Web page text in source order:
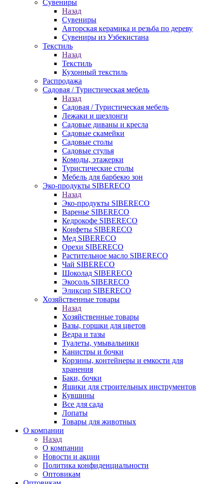
Сувениры
Назад
Сувениры
Авторская керамика и резьба по дереву
Сувениры из Узбекистана
Текстиль
Назад
Текстиль
Кухонный текстиль
Распродажа
Садовая / Туристическая мебель
Назад
Садовая / Туристическая мебель
Лежаки и шезлонги
Садовые диваны и кресла
Садовые скамейки
Садовые столы
Садовые стулья
Комоды, этажерки
Туристические столы
Мебель для барбекю зон
Эко-продукты SIBERECO
Назад
Эко-продукты SIBERECO
Варенье SIBERECO
Кедрокофе SIBERECO
Конфеты SIBERECO
Мед SIBERECO
Орехи SIBERECO
Растительное масло SIBERECO
Чай SIBERECO
Шоколад SIBERECO
Экосоль SIBERECO
Эликсир SIBERECO
Хозяйственные товары
Назад
Хозяйственные товары
Вазы, горшки для цветов
Ведра и тазы
Туалеты, умывальники
Канистры и бочки
Корзины, контейнеры и емкости для
хранения
Баки, бочки
Ящики для строительных инструментов
Кувшины
Все для сада
Лопаты
Товары для животных
О компании
Назад
О компании
Новости и акции
Политика конфиденциальности
Оптовикам